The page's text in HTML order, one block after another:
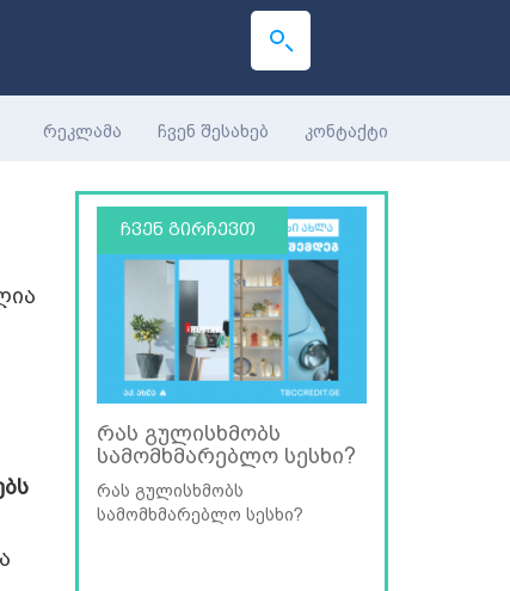
რეკლამა ჩვენ შესახებ კონტაქტი
ჩვენ გირჩევთ
რას გულისხმობს
სამომხმარებლო სესხი?
რას გულისხმობს
სამომხმარებლო სესხი?